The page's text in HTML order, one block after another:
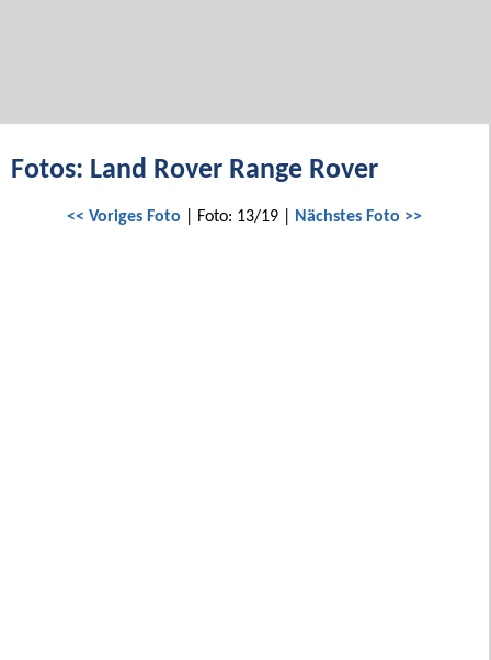
Fotos: Land Rover Range Rover
<< Voriges Foto | Foto: 13/19 | Nächstes Foto >>